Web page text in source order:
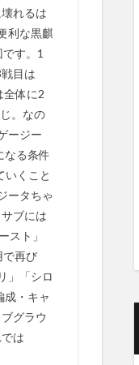
れるは
利な黒麒
す。1
目は
全体に2
。なの
ージー
なる条件
いくこと
ータちゃ
ブには
スト」
再び
」「シロ
成・キャ
グラウ
は